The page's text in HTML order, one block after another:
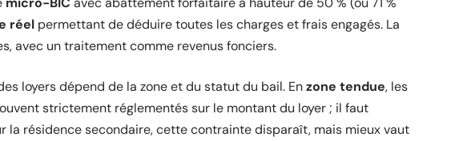
réel permettant de déduire toutes les charges et frais engagés. La
avec un traitement comme revenus fonciers.
loyers dépend de la zone et du statut du bail. Enzone tendue, les
strictement réglementés sur le montant du loyer ; il faut
la résidence secondaire, cette contrainte disparaît, mais mieux vaut